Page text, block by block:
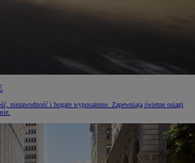
niezawodność i bogate wyposażenie. Zapewniają świetne osiągi